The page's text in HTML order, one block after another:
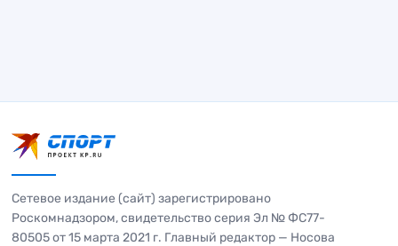
Сетевое издание (сайт) зарегистрировано
Роскомнадзором, свидетельство серия Эл № ФС77-
80505 от 15 марта 2021 г. Главный редактор — Носова